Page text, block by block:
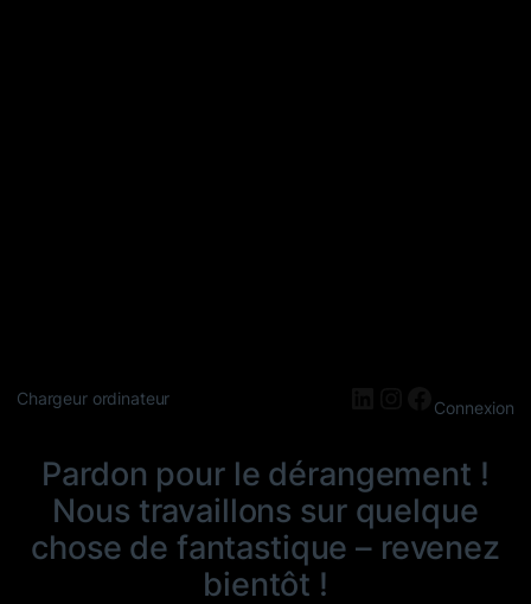
Chargeur ordinateur LinkedIn
Instagram
Connexion
Pardon pour le dérangement !
Nous travaillons sur quelque
chose de fantastique – revenez
bientôt !